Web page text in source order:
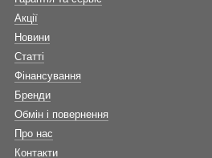
Акції
Новини
Статті
Фінансування
Бренди
Обмін і повернення
Про нас
Контакти